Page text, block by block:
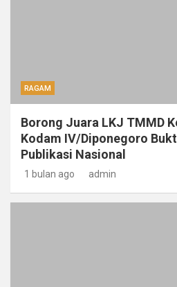
RAGAM
Borong Juara LKJ TMMD
Kodam IV/Diponegoro
Publikasi Nasional
1 bulan ago admin